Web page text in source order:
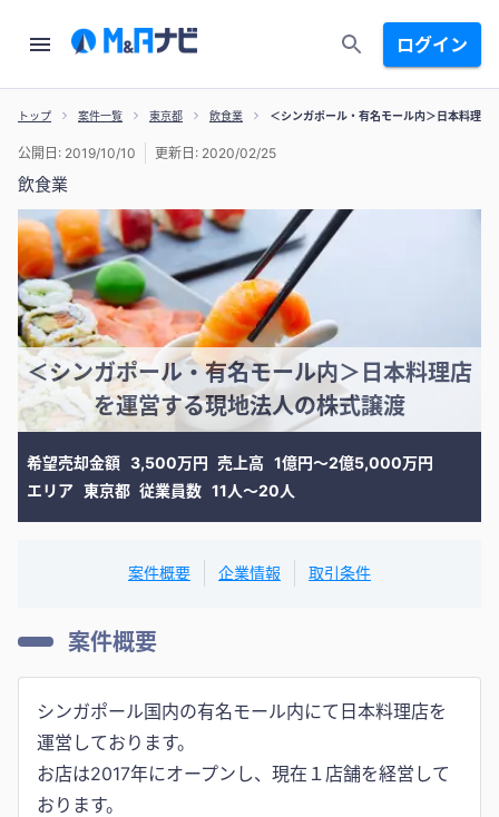
ログイン
トップ 案件一覧 東京都 飲食業 ＜シンガポール・有名モール内＞日本料理店
飲食業
公開日: 2019/10/10 更新日: 2020/02/25
＜シンガポール・有名モール内＞日本料理店
を運営する現地法人の株式譲渡
希望売却金額 3,500万円 売上高 1億円〜2億5,000万円
エリア 東京都 従業員数 11人〜20人
案件概要 企業情報 取引条件
案件概要
シンガポール国内の有名モール内にて日本料理店を
運営しております。
お店は2017年にオープンし、現在１店舗を経営して
おります。